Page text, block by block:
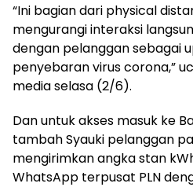
“Ini bagian dari physical
mengurangi interaksi
dengan pelanggan sebagai
penyebaran virus corona,”
media selasa (2/6).
Dan untuk akses masuk ke
tambah Syauki pelanggan
mengirimkan angka stan
WhatsApp terpusat PLN